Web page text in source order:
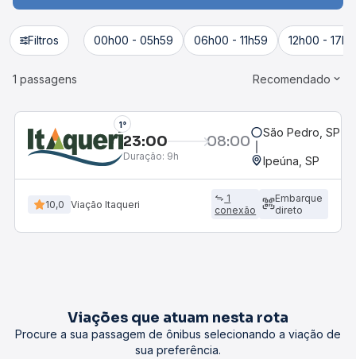
Filtros 00h00 - 05h59 06h00 - 11h59 12h00 -
1 passagens Recomendado
1°
23:00 08:00
Duração: 9h
São Pedro, SP
Ipeúna, SP
10,0 Viação Itaqueri
1
conexão
Embarque
direto
Viações que atuam nesta rota
Procure a sua passagem de ônibus selecionando a viação de
sua preferência.